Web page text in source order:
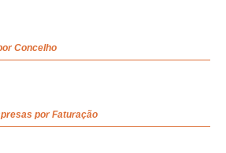
Concelho
por Faturação